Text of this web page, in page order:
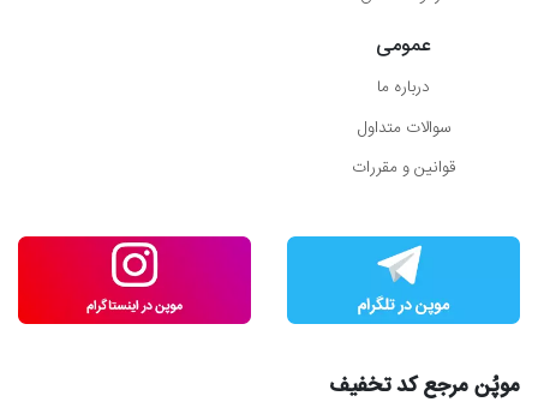
عمومی
درباره ما
سوالات متداول
قوانین و مقررات
موپُن مرجع کد تخفیف